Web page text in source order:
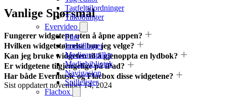
Tagfelttilordninger
Tilkoblinger
Evervideo
Filer
Innstillinger
Medieavspiller
Mediebibliotek
Navigasjon
Spillelister
Flacbox
Vanlige Spørsmål
Fungerer widgetene uten å åpne appen?
Hvilken widgetstørrelse bør jeg velge?
Kan jeg bruke widgeten til å gjenoppta en lydbok?
Er widgetene tilgjengelige på iPad?
Har både Evermusic og Flacbox disse widgetene?
Sist oppdatert november 14, 2024